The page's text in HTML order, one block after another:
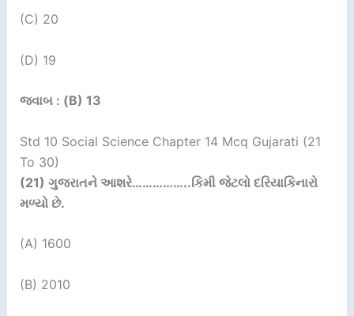
(C) 20
(D) 19
જવાબ : (B) 13
Std 10 Social Science Chapter 14 Mcq Gujarati (21
To 30)
(21) ગુજરાતને આશરે……………..કિમી જેટલો દરિયાકિનારો
મળ્યો છે.
(A) 1600
(B) 2010